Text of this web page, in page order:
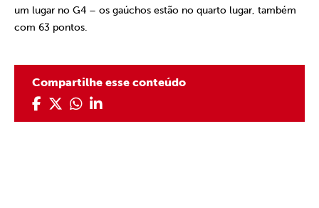
um lugar no G4 – os gaúchos estão no quarto lugar, também
com 63 pontos.
Compartilhe esse conteúdo